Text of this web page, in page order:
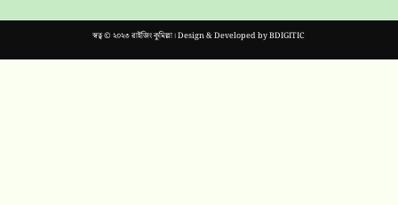
স্বত্ব © ২০২৩ রাইজিং কুমিল্লা। Design & Developed byBDIGITIC